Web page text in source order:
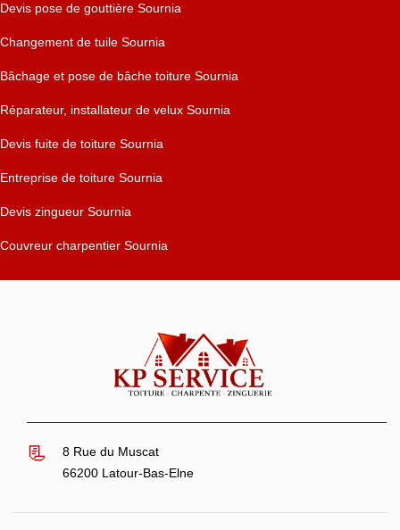
Devis pose de gouttière Sournia
Changement de tuile Sournia
Bâchage et pose de bâche toiture Sournia
Réparateur, installateur de velux Sournia
Devis fuite de toiture Sournia
Entreprise de toiture Sournia
Devis zingueur Sournia
Couvreur charpentier Sournia
8 Rue du Muscat
66200 Latour-Bas-Elne